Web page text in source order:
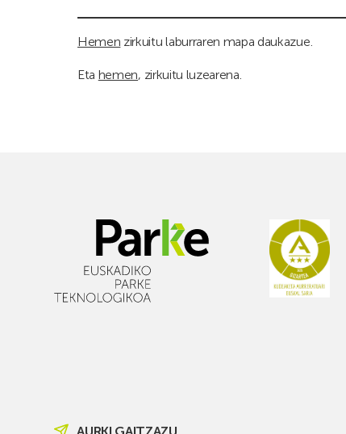
Hemen zirkuitu laburraren mapa daukazue.
Eta hemen, zirkuitu luzearena.
AURKI GAITZAZU